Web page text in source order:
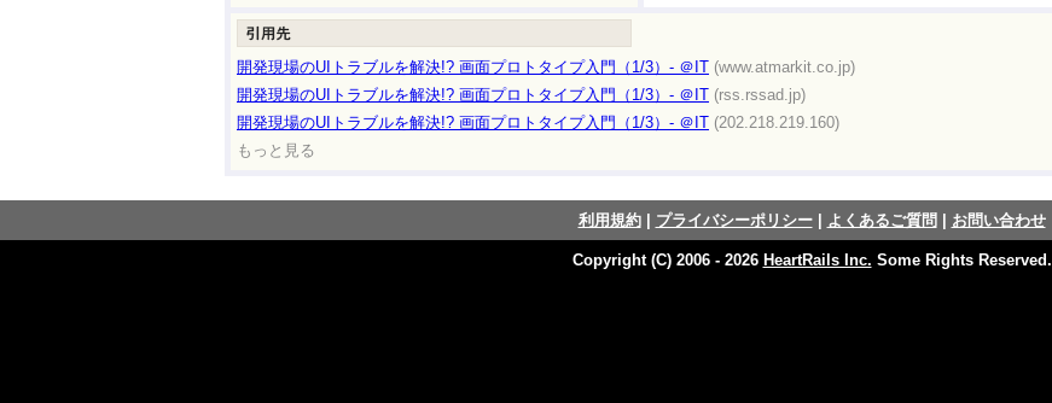
開発現場のUIトラブルを解決!? 画面プロトタイプ入門（1/3）- ＠IT (www.atmarkit.co.jp)
開発現場のUIトラブルを解決!? 画面プロトタイプ入門（1/3）- ＠IT (rss.rssad.jp)
開発現場のUIトラブルを解決!? 画面プロトタイプ入門（1/3）- ＠IT (202.218.219.160)
もっと見る
利用規約| プライバシーポリシー| よくあるご質問 | お問い合わせ
Copyright (C) 2006 - 2026 HeartRails Inc. Some Rights Reserved.